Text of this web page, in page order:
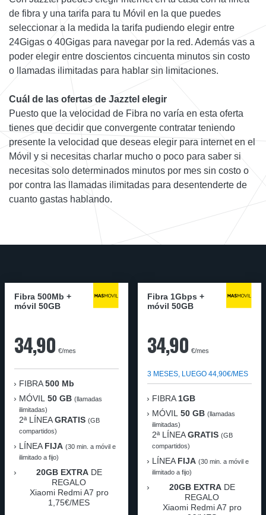
de fibra y una tarifa para tu Móvil en la que puedes
seleccionar a la medida la tarifa pudiendo elegir entre
24Gigas o 40Gigas para navegar por la red. Además vas a
poder elegir entre doscientos cincuenta minutos sin costo
o llamadas ilimitadas para hablar sin limitaciones.
Cuál de las ofertas de Jazztel elegir
Puesto que la velocidad de Fibra no varía en esta oferta
tienes que decidir que convergente contratar teniendo
presente la velocidad que deseas elegir para internet en el
Móvil y si necesitas charlar mucho o poco para saber si
necesitas solo determinados minutos por mes sin costo o
por contra las llamadas ilimitadas para desentenderte de
cuanto gastas hablando.
Fibra 500Mb +
móvil 50GB
34,90 €/mes
FIBRA 500 Mb
MÓVIL 50 GB (llamadas
ilimitadas)
2ª LÍNEAGRATIS (GB
compartidos)
LÍNEA FIJA (30 min. a móvil e
ilimitado a fijo)
20GB EXTRADE
REGALO
Xiaomi Redmi A7 pro
1,75€/MES
Fibra 1Gbps +
móvil 50GB
34,90 €/mes
3 MESES, LUEGO 44,90€/MES
FIBRA 1GB
MÓVIL 50 GB (llamadas
ilimitadas)
2ª LÍNEAGRATIS (GB
compartidos)
LÍNEA FIJA (30 min. a móvil e
ilimitado a fijo)
20GB EXTRADE
REGALO
Xiaomi Redmi A7 pro